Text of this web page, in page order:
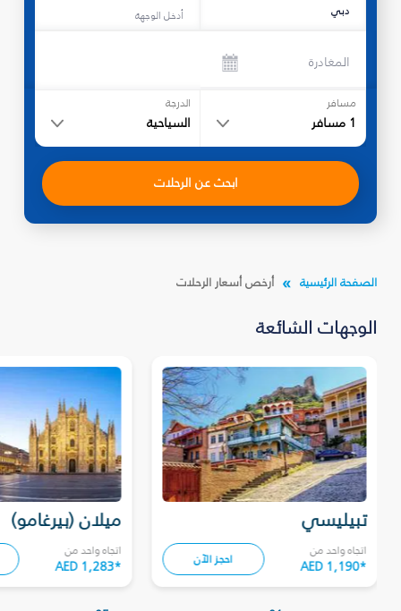
دبي أدخل الوجهة
المغادرة
مسافر
1 مسافر
الدرجة
السياحية
ابحث عن الرحلات
الصفحة الرئيسية أرخص أسعار الرحلات
الوجهات الشائعة
ميلان (بيرغامو)
اتجاه واحد من
AED 1,283*
تبيليسي
اتجاه واحد من
AED 1,190* احجز الآن